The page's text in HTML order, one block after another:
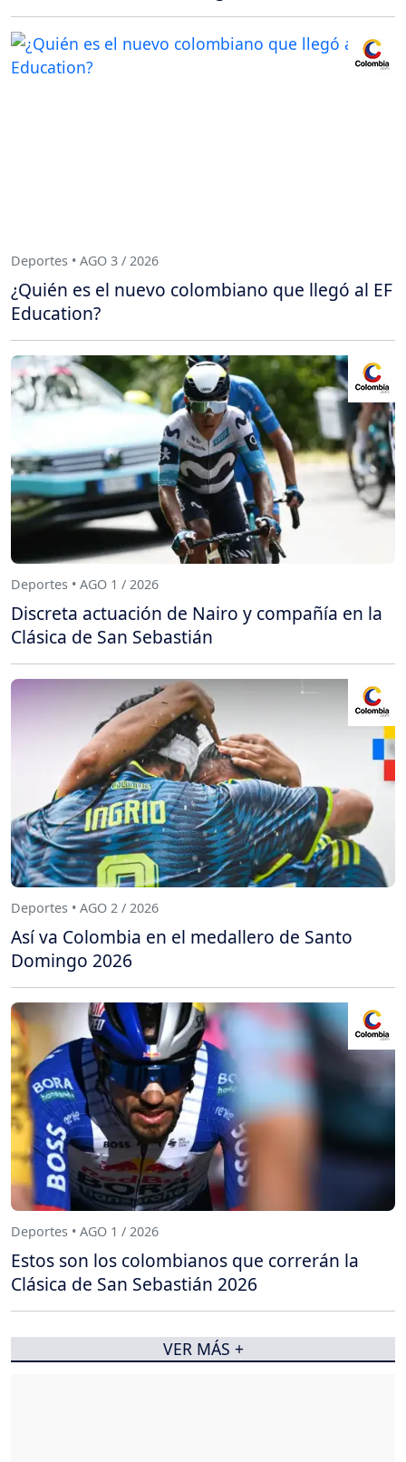
Deportes • AGO 3 / 2026
¿Quién es el nuevo colombiano que llegó al EF
Education?
Deportes • AGO 1 / 2026
Discreta actuación de Nairo y compañía en la
Clásica de San Sebastián
Deportes • AGO 2 / 2026
Así va Colombia en el medallero de Santo
Domingo 2026
Deportes • AGO 1 / 2026
Estos son los colombianos que correrán la
Clásica de San Sebastián 2026
VER MÁS +